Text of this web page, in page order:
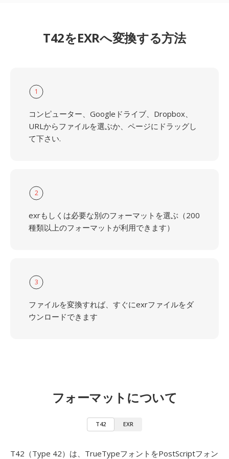
T42をEXRへ変換する方法
1
コンピューター、Googleドライブ、Dropbox、
URLからファイルを選ぶか、ページにドラッグし
て下さい.
2
exrもしくは必要な別のフォーマットを選ぶ（200
種類以上のフォーマットが利用できます）
3
ファイルを変換すれば、すぐにexrファイルをダ
ウンロードできます
フォーマットについて
T42 EXR
T42（Type 42）は、TrueTypeフォントをPostScriptフォン